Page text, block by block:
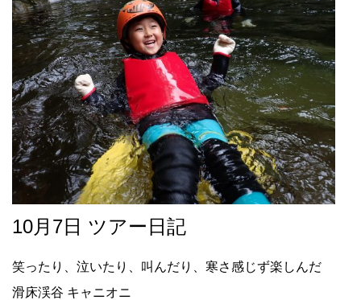
10月7日 ツアー日記
笑ったり、泣いたり、叫んだり、寒さ感じず楽しんだ
滑床渓谷 キャニオニ